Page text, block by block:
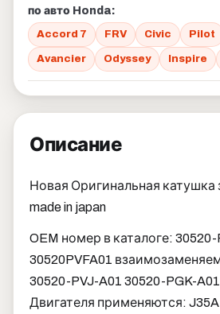
по авто Honda:
Accord 7 FRV Civic Pilot
Avancier Odyssey Inspire
Описание
Новая Оригинальная катушка
made in japan
OEM номер в каталоге: 30520-
30520PVFA01
30520-PVJ-A01 30520-PGK-
Двигателя применяются: J35A